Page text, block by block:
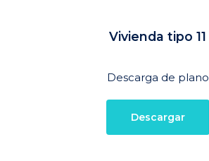
Vivienda tipo 11
Descarga de plano
Descargar